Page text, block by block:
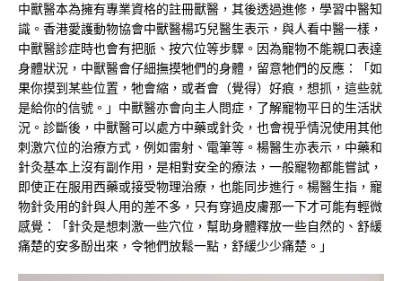
中獸醫本為擁有專業資格的註冊獸醫，其後透過進修，學習中醫知
識。香港愛護動物協會中獸醫楊巧兒醫生表示，與人看中醫一樣，
中獸醫診症時也會有把脈、按穴位等步驟。因為寵物不能親口表達
身體狀況，中獸醫會仔細撫摸牠們的身體，留意牠們的反應：「如
果你摸到某些位置，牠會縮，或者會（覺得）好痕，想抓，這些就
是給你的信號。」中獸醫亦會向主人問症，了解寵物平日的生活狀
況。診斷後，中獸醫可以處方中藥或針灸，也會視乎情況使用其他
刺激穴位的治療方式，例如雷射、電筆等。楊醫生亦表示，中藥和
針灸基本上沒有副作用，是相對安全的療法，一般寵物都能嘗試，
即使正在服用西藥或接受物理治療，也能同步進行。楊醫生指，寵
物針灸用的針與人用的差不多，只有穿過皮膚那一下才可能有輕微
感覺：「針灸是想刺激一些穴位，幫助身體釋放一些自然的、舒緩
痛楚的安多酚出來，令牠們放鬆一點，舒緩少少痛楚。」